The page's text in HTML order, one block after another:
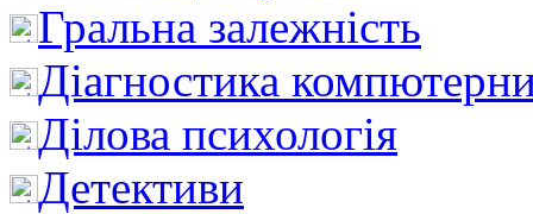
Гральна залежність
Діагностика
Ділова психологія
Детективи